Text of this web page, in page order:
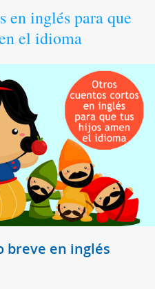
en inglés para que
el idioma
breve en inglés